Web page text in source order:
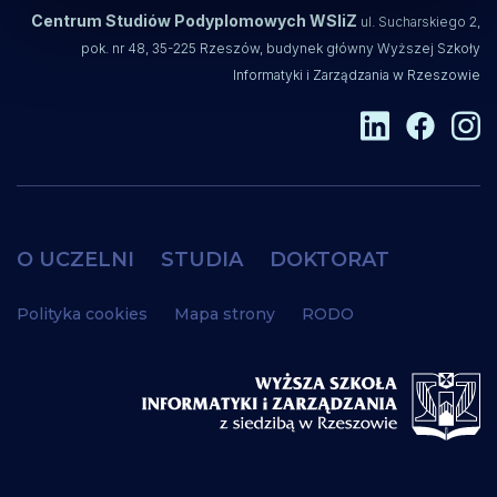
Centrum Studiów Podyplomowych WSIiZ ul. Sucharskiego 2,
pok. nr 48, 35-225 Rzeszów, budynek główny Wyższej Szkoły
Informatyki i Zarządzania w Rzeszowie
O UCZELNI STUDIA DOKTORAT
Polityka cookies Mapa strony RODO